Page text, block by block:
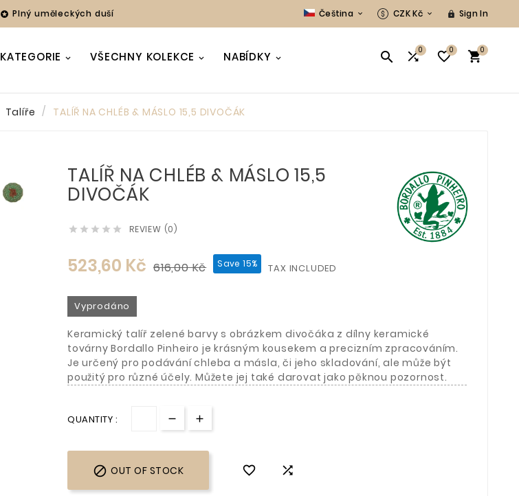
 Plný uměleckých duší Čeština  CZK Kč   Sign In
KATEGORIE VŠECHNY KOLEKCE NABÍDKY  0 0 0
Talíře TALÍŘ NA CHLÉB & MÁSLO 15,5 DIVOČÁK
TALÍŘ NA CHLÉB & MÁSLO 15,5
DIVOČÁK
     REVIEW (0)
523,60 Kč 616,00 Kč Save 15% TAX INCLUDED
Vyprodáno
Keramický talíř zelené barvy s obrázkem divočáka z dílny keramické
továrny Bordallo Pinheiro je krásným kousekem a precizním zpracováním.
Je určený pro podávání chleba a másla, či jeho skladování, ale může být
použitý pro různé účely. Můžete jej také darovat jako pěknou pozornost.
QUANTITY :
 OUT OF STOCK  